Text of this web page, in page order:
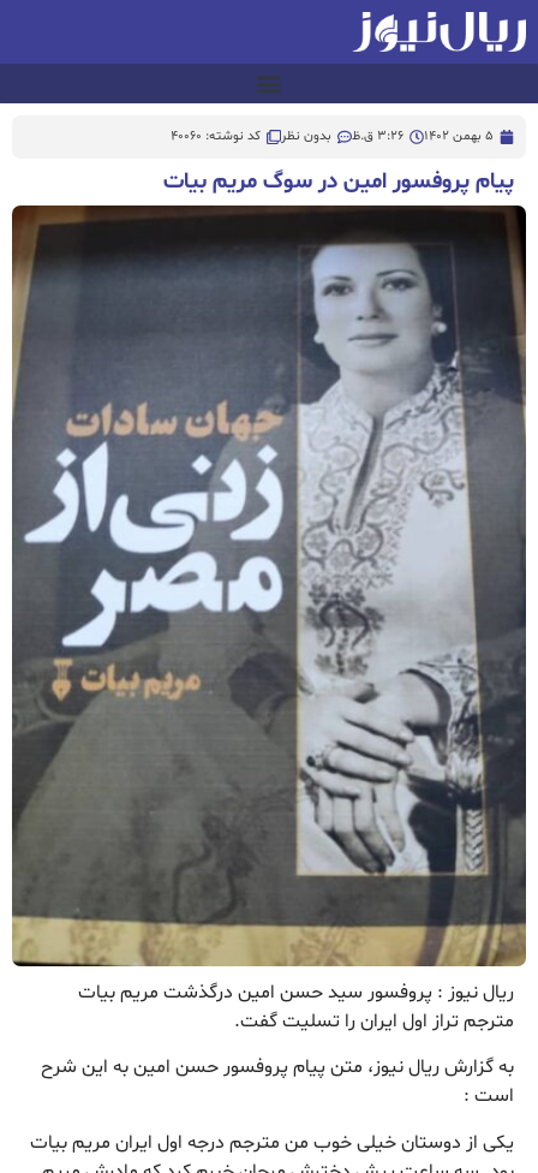
5 بهمن 1402 3:26 ق.ظ بدون نظر کد نوشته: 40060
پیام پروفسور امین در سوگ مریم بیات
ریال نیوز : پروفسور سید حسن امین درگذشت مریم بیات
مترجم تراز اول ایران را تسلیت گفت.
به گزارش ریال نیوز، متن پیام پروفسور حسن امین به این شرح
است :
یکی از دوستان خیلی خوب من مترجم درجه اول ایران مریم بیات